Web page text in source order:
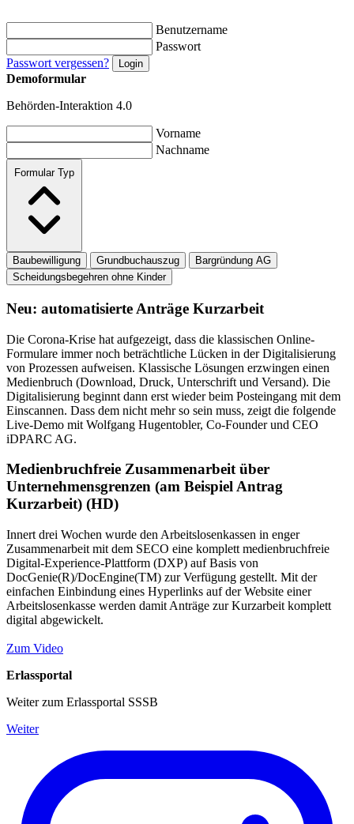
Benutzername
Passwort
Passwort vergessen?
Demoformular
Behörden-Interaktion 4.0
Vorname
Nachname
Formular Typ
Baubewilligung Grundbuchauszug
Bargründung AG
Scheidungsbegehren ohne Kinder
Neu: automatisierte Anträge Kurzarbeit
Die Corona-Krise hat aufgezeigt, dass die klassischen Online-
Formulare immer noch beträchtliche Lücken in der Digitalisierung
von Prozessen aufweisen. Klassische Lösungen erzwingen einen
Medienbruch (Download, Druck, Unterschrift und Versand). Die
Digitalisierung beginnt dann erst wieder beim Posteingang mit dem
Einscannen. Dass dem nicht mehr so sein muss, zeigt die folgende
Live-Demo mit Wolfgang Hugentobler, Co-Founder und CEO
iDPARC AG.
Medienbruchfreie Zusammenarbeit über
Unternehmensgrenzen (am Beispiel Antrag
Kurzarbeit) (HD)
Innert drei Wochen wurde den Arbeitslosenkassen in enger
Zusammenarbeit mit dem SECO eine komplett medienbruchfreie
Digital-Experience-Plattform (DXP) auf Basis von
DocGenie(R)/DocEngine(TM) zur Verfügung gestellt. Mit der
einfachen Einbindung eines Hyperlinks auf der Website einer
Arbeitslosenkasse werden damit Anträge zur Kurzarbeit komplett
digital abgewickelt.
Zum Video
Erlassportal
Weiter zum Erlassportal SSSB
Weiter